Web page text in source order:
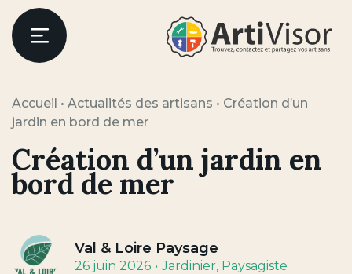
Accueil • Actualités des artisans • Création d’un
jardin en bord de mer
Création d’un jardin en
bord de mer
Val & Loire Paysage
26 juin 2026 Jardinier, Paysagiste